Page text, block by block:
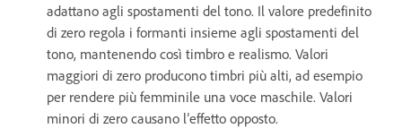
adattano agli spostamenti del tono. Il valore predefinito
di zero regola i formanti insieme agli spostamenti del
tono, mantenendo così timbro e realismo. Valori
maggiori di zero producono timbri più alti, ad esempio
per rendere più femminile una voce maschile. Valori
minori di zero causano l’effetto opposto.